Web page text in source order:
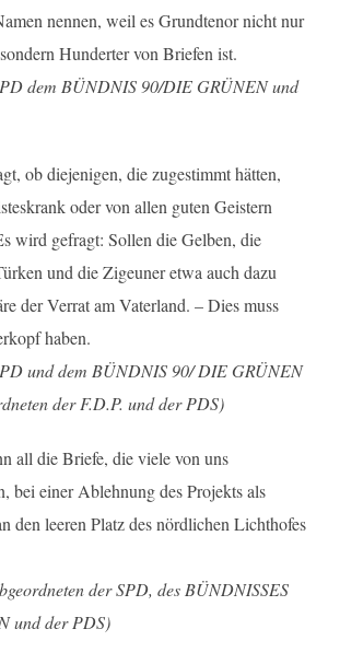
nennen, weil es Grundtenor nicht nur
Hunderter von Briefen ist.
dem BÜNDNIS 90/DIE GRÜNEN und
ob diejenigen, die zugestimmt hätten,
oder von allen guten Geistern
wird gefragt: Sollen die Gelben, die
und die Zigeuner etwa auch dazu
der Verrat am Vaterland. – Dies muss
haben.
und dem BÜNDNIS 90/ DIE GRÜNEN
der F.D.P. und der PDS)
all die Briefe, die viele von uns
bei einer Ablehnung des Projekts als
den leeren Platz des nördlichen Lichthofes
der SPD, des BÜNDNISSES
und der PDS)